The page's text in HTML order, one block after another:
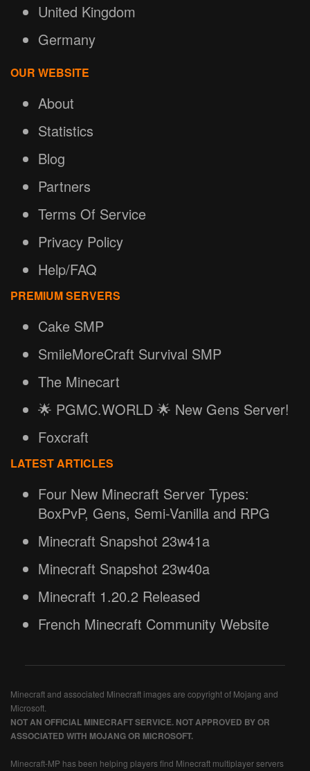
United Kingdom
Germany
OUR WEBSITE
About
Statistics
Blog
Partners
Terms Of Service
Privacy Policy
Help/FAQ
PREMIUM SERVERS
Cake SMP
SmileMoreCraft Survival SMP
The Minecart
🌟 PGMC.WORLD 🌟 New Gens Server!
Foxcraft
LATEST ARTICLES
Four New Minecraft Server Types:
BoxPvP, Gens, Semi-Vanilla and RPG
Minecraft Snapshot 23w41a
Minecraft Snapshot 23w40a
Minecraft 1.20.2 Released
French Minecraft Community Website
Minecraft and associated Minecraft images are copyright of Mojang and
Microsoft.
NOT AN OFFICIAL MINECRAFT SERVICE. NOT APPROVED BY OR
ASSOCIATED WITH MOJANG OR MICROSOFT.
Minecraft-MP has been helping players find Minecraft multiplayer servers